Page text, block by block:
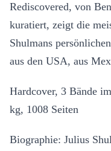
Rediscovered, von
kuratiert, zeigt die
Shulmans
aus den USA, aus
Hardcover, 3 Bände
kg, 1008 Seiten
Biographie: Julius